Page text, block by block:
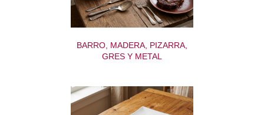
BARRO, MADERA, PIZARRA,
GRES Y METAL